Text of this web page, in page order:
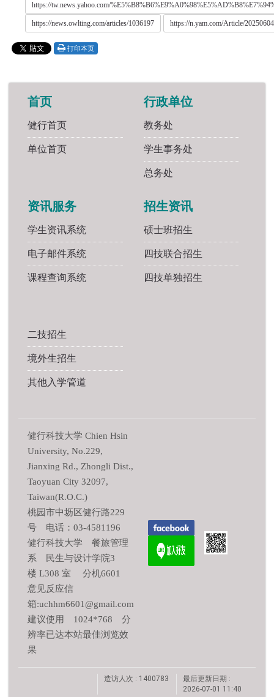
https://tw.news.yahoo.com/
https://news.owlting.com/articles/1036197 https://n.yam.com/Article/
打印本页
首页
健行首页
单位首页
行政单位
教务处
学生事务处
总务处
资讯服务
学生资讯系统
电子邮件系统
课程查询系统
招生资讯
硕士班招生
四技联合招生
四技单独招生
二技招生
境外生招生
其他入学管道
健行科技大学 Chien Hsin
University, No.229,
Jianxing Rd., Zhongli Dist.,
Taoyuan City 32097,
Taiwan(R.O.C.)
桃园市中坜区健行路229
号 电话：03-4581196
健行科技大学 餐旅管理
系 民生与设计学院3
楼 L308 室 分机6601
意见反应信
箱:uchhm6601@gmail.com
建议使用 1024*768 分
辨率已达本站最佳浏览效
果
造访人次 : 1400783
最后更新日期 :
2026-07-01 11:40